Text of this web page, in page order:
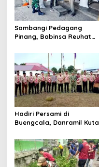
o
s
Sambangi Pedagang
Pinang, Babinsa Reuhat
dengan Warga
Hadiri Persami di
Buengcala, Danramil Kuta
Kebersamaan Generasi
Muda